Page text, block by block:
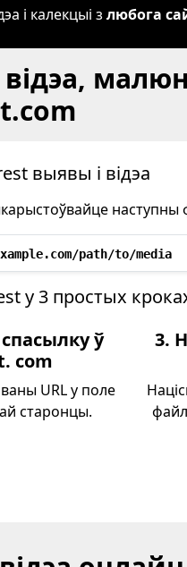
і калекцыі з любога
выявы і відэа
наступны
path/to/media
у 3 простых
ў
com
URL у поле
старонцы.
3.